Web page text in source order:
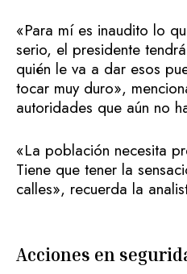
«Para mí es inaudito lo
serio, el presidente
quién le va a dar esos
tocar muy duro»,
autoridades que aún no
«La población necesita
Tiene que tener la
calles», recuerda la
Acciones en